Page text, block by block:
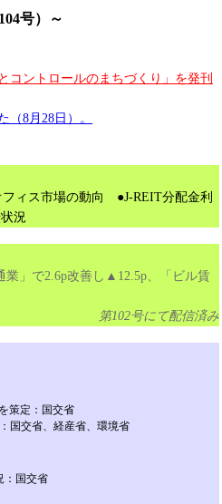
号）～
ントロールのまちづくり」を発刊
8月28日）。
ィス市場の動向 ●J-REIT分配金利
況
業」で2.6p改善し▲12.5p、「ビル賃
第102号にて配信済み
策定：国交省
国交省、経産省、環境省
：国交省